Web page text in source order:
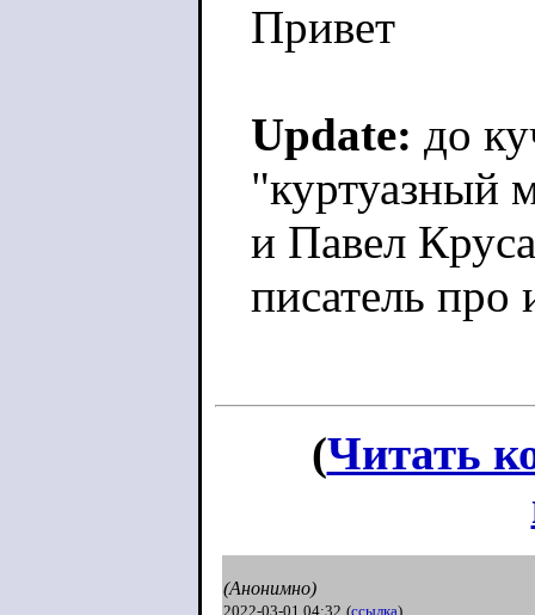
Привет
Update: до
"куртуазный
и Павел
писатель про
(Читать
(Анонимно)
2022-03-01 04:32 (ссылка)